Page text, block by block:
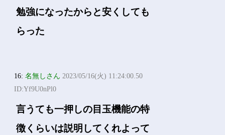
勉強になったからと安くしても
らった
16:名無しさん 2023/05/16(火) 11:24:00.50
ID:Yf9U0nPl0
言うても一押しの目玉機能の特
徴くらいは説明してくれよって